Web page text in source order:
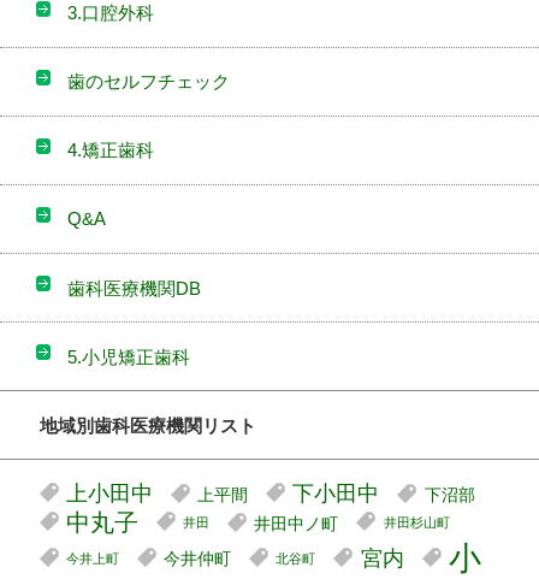
3.口腔外科
歯のセルフチェック
4.矯正歯科
Q&A
歯科医療機関DB
5.小児矯正歯科
地域別歯科医療機関リスト
上小田中 上平間 下小田中 下沼部
中丸子 井田 井田中ノ町 井田杉山町
今井上町 今井仲町 北谷町 宮内
小